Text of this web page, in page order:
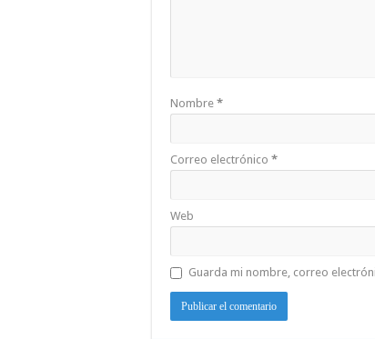
Nombre *
Correo electrónico *
Web
Guarda mi nombre, correo